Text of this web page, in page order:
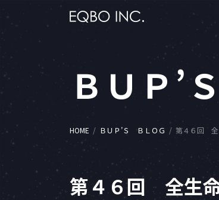
ＢＵＰ’
HOME ＢＵＰ’Ｓ ＢＬＯＧ 第４６回 全
第４６回 全生